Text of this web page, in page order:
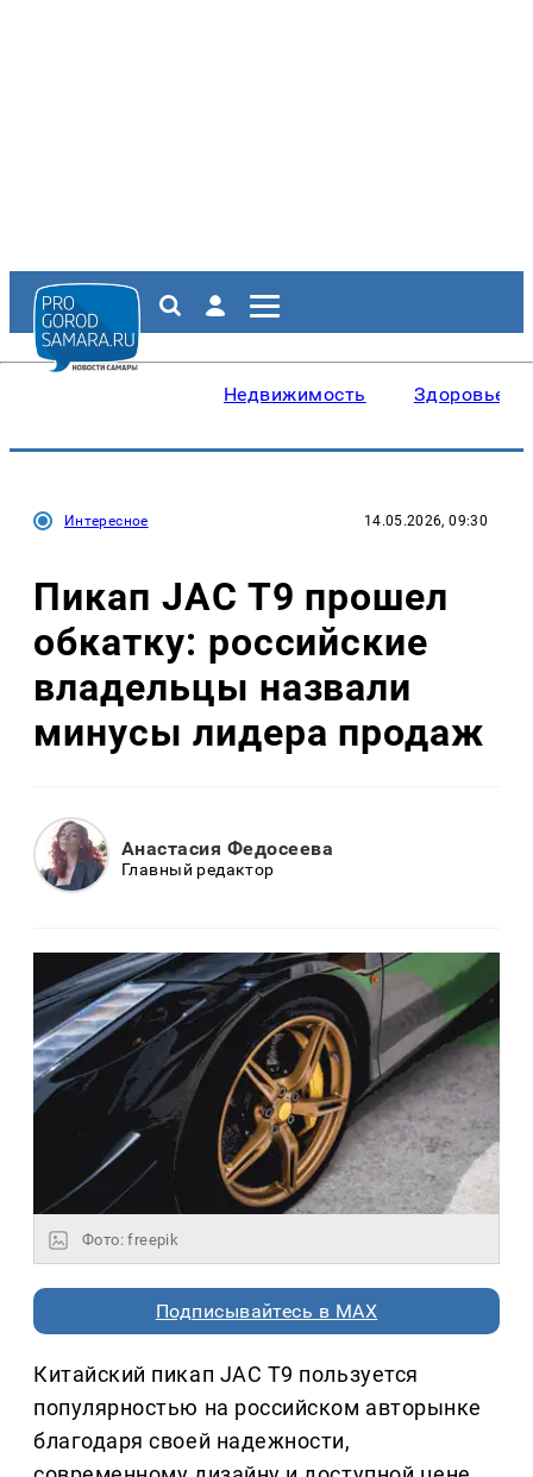
Недвижимость Здоровье
Интересное 14.05.2026, 09:30
Пикап JAC T9 прошел
обкатку: российские
владельцы назвали
минусы лидера продаж
Анастасия Федосеева
Главный редактор
Фото: freepik
Подписывайтесь в MAX
Китайский пикап JAC T9 пользуется
популярностью на российском авторынке
благодаря своей надежности,